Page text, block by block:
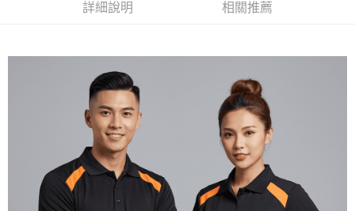
詳細說明 相關推薦